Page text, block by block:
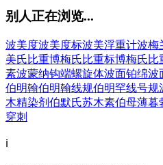
别人正在浏览...
波美度波美度标波美浮重计波梅
美氏比重博梅氏比重标博梅氏比
素波蒙纳钩端螺旋体波面铂绵波
伯明翰伯明翰线规伯明罕线号规
木精染剂 伯默氏苏木素伯母薄暮
穿刺
ℹ️